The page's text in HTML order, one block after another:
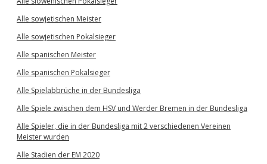
Alle sowjetischen Meister
Alle sowjetischen Pokalsieger
Alle spanischen Meister
Alle spanischen Pokalsieger
Alle Spielabbrüche in der Bundesliga
Alle Spiele zwischen dem HSV und Werder Bremen in der Bundesliga
Alle Spieler, die in der Bundesliga mit 2 verschiedenen Vereinen
Meister wurden
Alle Stadien der EM 2020